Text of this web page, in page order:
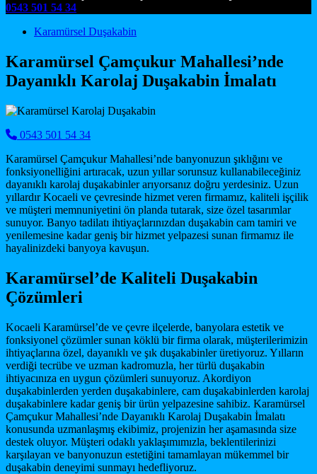
0543 501 54 34
Main Navigation
Karamürsel Duşakabin
Karamürsel Çamçukur Mahallesi’nde
Dayanıklı Karolaj Duşakabin İmalatı
0543 501 54 34
Karamürsel Çamçukur Mahallesi’nde banyonuzun şıklığını ve
fonksiyonelliğini artıracak, uzun yıllar sorunsuz kullanabileceğiniz
dayanıklı karolaj duşakabinler arıyorsanız doğru yerdesiniz. Uzun
yıllardır Kocaeli ve çevresinde hizmet veren firmamız, kaliteli işçilik
ve müşteri memnuniyetini ön planda tutarak, size özel tasarımlar
sunuyor. Banyo tadilatı ihtiyaçlarınızdan duşakabin cam tamiri ve
yenilemesine kadar geniş bir hizmet yelpazesi sunan firmamız ile
hayalinizdeki banyoya kavuşun.
Karamürsel’de Kaliteli Duşakabin
Çözümleri
Kocaeli Karamürsel’de ve çevre ilçelerde, banyolara estetik ve
fonksiyonel çözümler sunan köklü bir firma olarak, müşterilerimizin
ihtiyaçlarına özel, dayanıklı ve şık duşakabinler üretiyoruz. Yılların
verdiği tecrübe ve uzman kadromuzla, her türlü duşakabin
ihtiyacınıza en uygun çözümleri sunuyoruz. Akordiyon
duşakabinlerden yerden duşakabinlere, cam duşakabinlerden karolaj
duşakabinlere kadar geniş bir ürün yelpazesine sahibiz. Karamürsel
Çamçukur Mahallesi’nde Dayanıklı Karolaj Duşakabin İmalatı
konusunda uzmanlaşmış ekibimiz, projenizin her aşamasında size
destek oluyor. Müşteri odaklı yaklaşımımızla, beklentilerinizi
karşılayan ve banyonuzun estetiğini tamamlayan mükemmel bir
duşakabin deneyimi sunmayı hedefliyoruz.